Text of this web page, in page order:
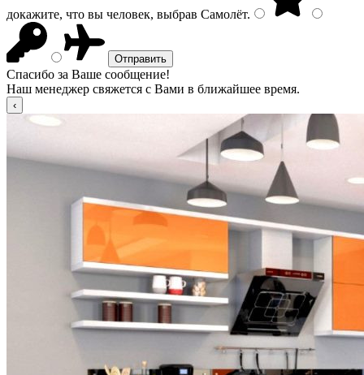
докажите, что вы человек, выбрав Самолёт.
Спасибо за Ваше сообщение!
Наш менеджер свяжется с Вами в ближайшее время.